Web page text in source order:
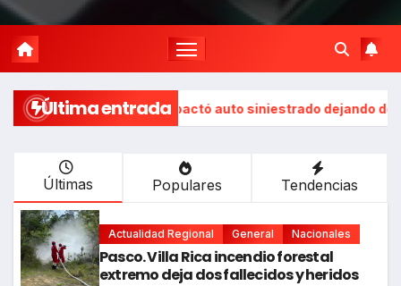
Última entrada
vía e impactó auto siniestrado dejando dos fallecidos
Últimas Populares Tendencias
Actualidad Regional General Nacionales
Pasco. Villa Rica incendio forestal
extremo deja dos fallecidos y heridos